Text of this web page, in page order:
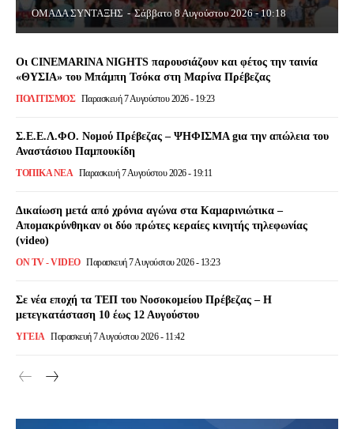
ΟΜΑΔΑ ΣΥΝΤΑΞΗΣ - Σάββατο 8 Αυγούστου 2026 - 10:18
Οι CINEMARINA NIGHTS παρουσιάζουν και φέτος την ταινία
«ΘΥΣΙΑ» του Μπάμπη Τσόκα στη Μαρίνα Πρέβεζας
ΠΟΛΙΤΙΣΜΌΣ Παρασκευή 7 Αυγούστου 2026 - 19:23
Σ.Ε.Ε.Λ.ΦΟ. Νομού Πρέβεζας – ΨΗΦΙΣΜΑ gια την απώλεια του
Αναστάσιου Παμπουκίδη
ΤΟΠΙΚΆ ΝΈΑ Παρασκευή 7 Αυγούστου 2026 - 19:11
Δικαίωση μετά από χρόνια αγώνα στα Καμαρινιώτικα –
Απομακρύνθηκαν οι δύο πρώτες κεραίες κινητής τηλεφωνίας
(video)
ON TV - VIDEO Παρασκευή 7 Αυγούστου 2026 - 13:23
Σε νέα εποχή τα ΤΕΠ του Νοσοκομείου Πρέβεζας – Η
μετεγκατάσταση 10 έως 12 Αυγούστου
ΥΓΕΙΑ Παρασκευή 7 Αυγούστου 2026 - 11:42